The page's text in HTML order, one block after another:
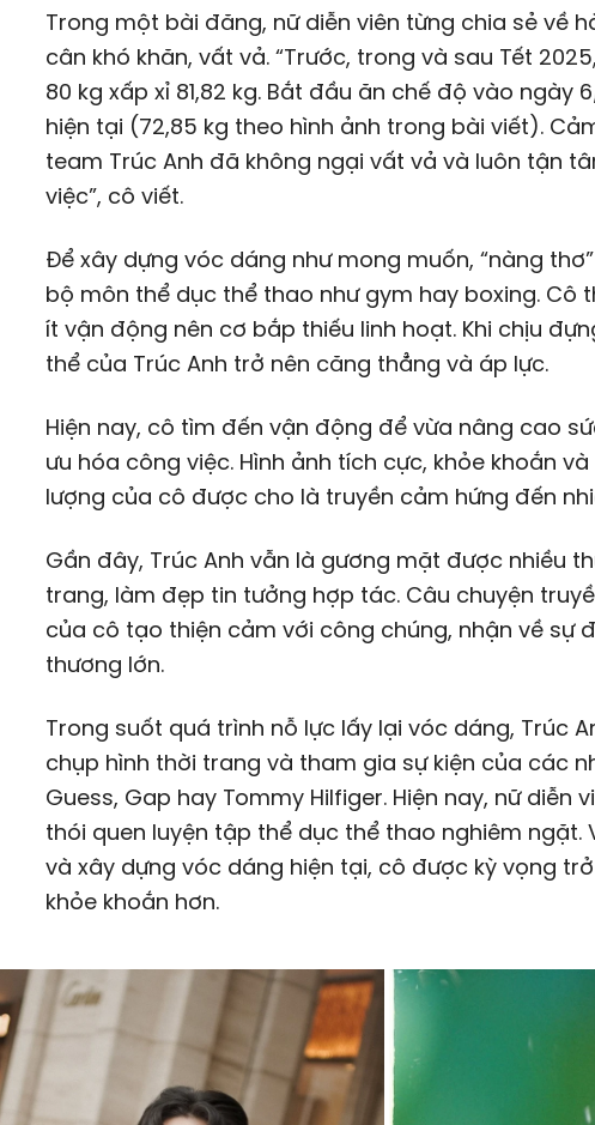
Trong một bài đăng, nữ diễn viên từng chia sẻ về
cân khó khăn, vất vả. “Trước, trong và sau Tết
80 kg xấp xỉ 81,82 kg. Bắt đầu ăn chế độ vào ngày
hiện tại (72,85 kg theo hình ảnh trong bài viết).
team Trúc Anh đã không ngại vất vả và luôn tận
việc”, cô viết.
Để xây dựng vóc dáng như mong muốn, “nàng
bộ môn thể dục thể thao như gym hay boxing. Cô
ít vận động nên cơ bắp thiếu linh hoạt. Khi chịu
thể của Trúc Anh trở nên căng thẳng và áp lực.
Hiện nay, cô tìm đến vận động để vừa nâng cao
ưu hóa công việc. Hình ảnh tích cực, khỏe khoắn
lượng của cô được cho là truyền cảm hứng đến
Gần đây, Trúc Anh vẫn là gương mặt được nhiều
trang, làm đẹp tin tưởng hợp tác. Câu chuyện
của cô tạo thiện cảm với công chúng, nhận về sự
thương lớn.
Trong suốt quá trình nỗ lực lấy lại vóc dáng, Trúc
chụp hình thời trang và tham gia sự kiện của các
Guess, Gap hay Tommy Hilfiger. Hiện nay, nữ diễn
thói quen luyện tập thể dục thể thao nghiêm ngặt.
và xây dựng vóc dáng hiện tại, cô được kỳ vọng
khỏe khoắn hơn.